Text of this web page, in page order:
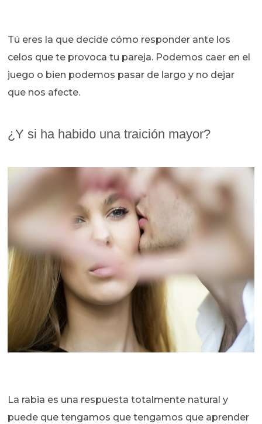
Tú eres la que decide cómo responder ante los
celos que te provoca tu pareja. Podemos caer en el
juego o bien podemos pasar de largo y no dejar
que nos afecte.
¿Y si ha habido una traición mayor?
La rabia es una respuesta totalmente natural y
puede que tengamos que tengamos que aprender